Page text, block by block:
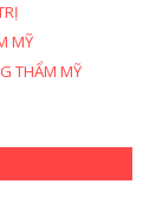
MỸ
THẨM MỸ